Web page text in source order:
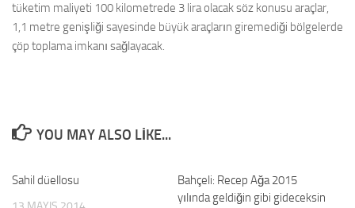
tüketim maliyeti 100 kilometrede 3 lira olacak söz konusu araçlar,
1,1 metre genişliği sayesinde büyük araçların giremediği bölgelerde
çöp toplama imkanı sağlayacak.
YOU MAY ALSO LIKE...
Sahil düellosu
Bahçeli: Recep Ağa 2015
yılında geldiğin gibi gideceksin